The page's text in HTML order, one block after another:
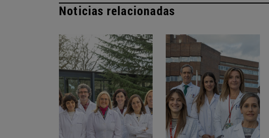
Noticias relacionadas